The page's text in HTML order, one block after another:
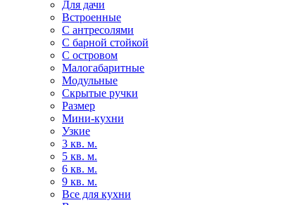
Для дачи
Встроенные
С антресолями
С барной стойкой
С островом
Малогабаритные
Модульные
Скрытые ручки
Размер
Мини-кухни
Узкие
3 кв. м.
5 кв. м.
6 кв. м.
9 кв. м.
Все для кухни